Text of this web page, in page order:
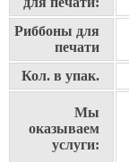
Риббоны для
печати
Кол. в упак.
Мы
оказываем
услуги: